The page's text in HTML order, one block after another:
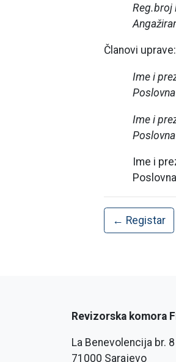
Reg.broj
Članovi uprave:
Ime i
Ime i
Ime i
← Registar
Revizorska komora
La Benevolencija br. 8
71000 Sarajevo